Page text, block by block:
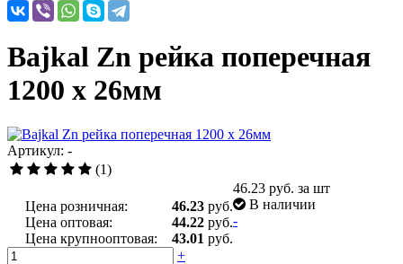
Bajkal Zn рейка поперечная
1200 x 26мм
Артикул: -
(1)
Цена розничная: 46.23 руб.
Цена оптовая:
44.22 руб.
Цена крупнооптовая:
43.01 руб.
46.23 руб. за шт
В наличии
-
+